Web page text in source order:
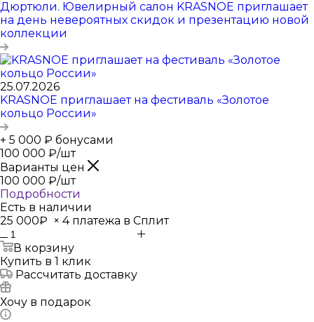
Дюртюли. Ювелирный салон KRASNOE приглашает
на день невероятных скидок и презентацию новой
коллекции
25.07.2026
KRASNOE приглашает на фестиваль «Золотое
кольцо России»
+ 5 000 ₽ бонусами
100 000 ₽/шт
Варианты цен
100 000 ₽/шт
Подробности
Есть в наличии
25 000₽ × 4 платежа в Сплит
В корзину
Купить в 1 клик
Рассчитать доставку
Хочу в подарок